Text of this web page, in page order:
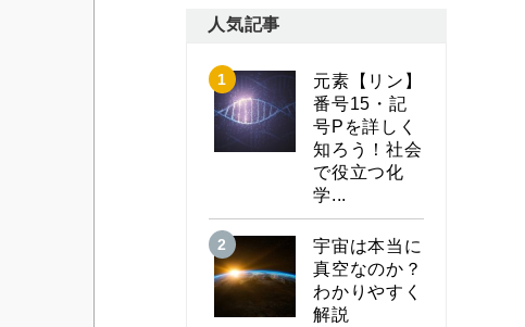
人気記事
元素【リン】
番号15・記
号Pを詳しく
知ろう！社会
で役立つ化
学...
宇宙は本当に
真空なのか？
わかりやすく
解説